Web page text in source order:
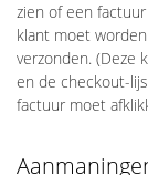
zien of een
klant moet
verzonden. (Deze
en de checkout-
factuur moet